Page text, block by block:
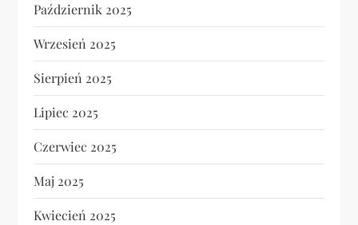
Październik 2025
Wrzesień 2025
Sierpień 2025
Lipiec 2025
Czerwiec 2025
Maj 2025
Kwiecień 2025